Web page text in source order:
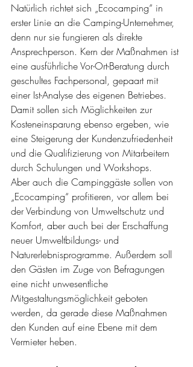
Natürlich richtet sich „Ecocamping“ in
erster Linie an die Camping-Unternehmer,
denn nur sie fungieren als direkte
Ansprechperson. Kern der Maßnahmen ist
eine ausführliche Vor-Ort-Beratung durch
geschultes Fachpersonal, gepaart mit
einer Ist-Analyse des eigenen Betriebes.
Damit sollen sich Möglichkeiten zur
Kosteneinsparung ebenso ergeben, wie
eine Steigerung der Kundenzufriedenheit
und die Qualifizierung von Mitarbeitern
durch Schulungen und Workshops.
Aber auch die Campinggäste sollen von
„Ecocamping“ profitieren, vor allem bei
der Verbindung von Umweltschutz und
Komfort, aber auch bei der Erschaffung
neuer Umweltbildungs- und
Naturerlebnisprogramme. Außerdem soll
den Gästen im Zuge von Befragungen
eine nicht unwesentliche
Mitgestaltungsmöglichkeit geboten
werden, da gerade diese Maßnahmen
den Kunden auf eine Ebene mit dem
Vermieter heben.